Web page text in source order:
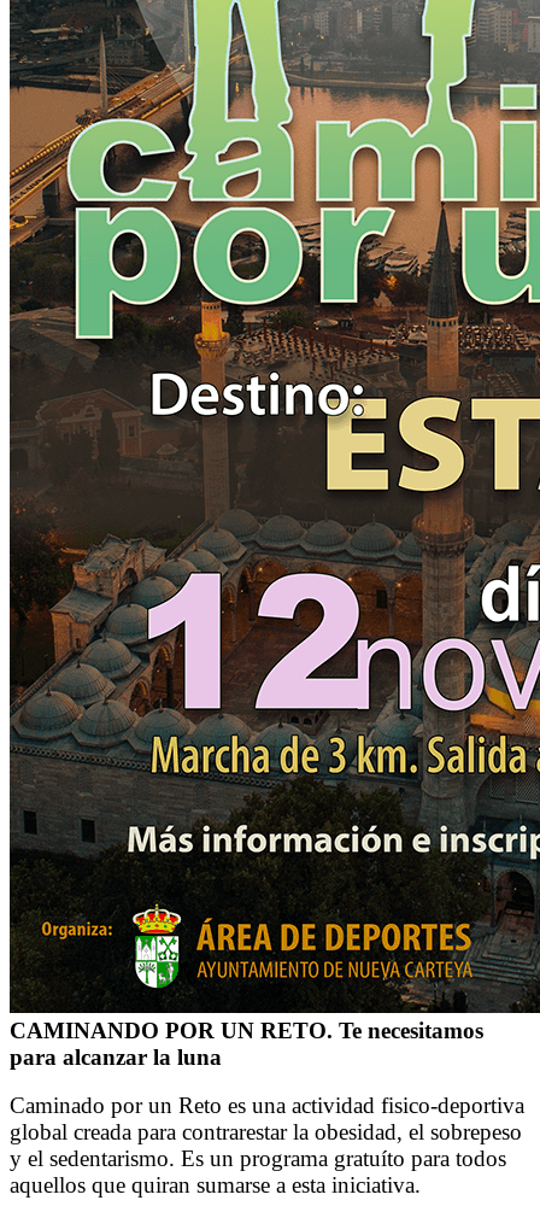
CAMINANDO POR UN RETO. Te necesitamos
para alcanzar la luna
Caminado por un Reto es una actividad fisico-deportiva
global creada para contrarestar la obesidad, el sobrepeso
y el sedentarismo. Es un programa gratuíto para todos
aquellos que quiran sumarse a esta iniciativa.